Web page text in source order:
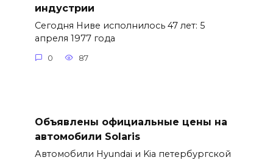
индустрии
Сегодня Ниве исполнилось 47 лет: 5
апреля 1977 года
0 87
Объявлены официальные цены на
автомобили Solaris
Автомобили Hyundai и Kia петербургской